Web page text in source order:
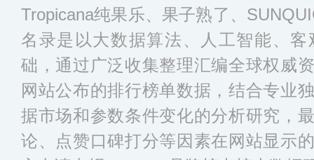
Tropicana纯果乐、果子熟了、
名录是以大数据算法、人工智能、
础，通过广泛收集整理汇编全球权威
网站公布的排行榜单数据，结合专业
据市场和参数条件变化的分析研究，
论、点赞口碑打分等因素在网站显示